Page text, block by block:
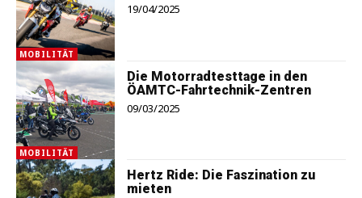
MOBILITÄT
19/04/2025
MOBILITÄT
Die Motorradtesttage in den
ÖAMTC-Fahrtechnik-Zentren
09/03/2025
Hertz Ride: Die Faszination zu
mieten